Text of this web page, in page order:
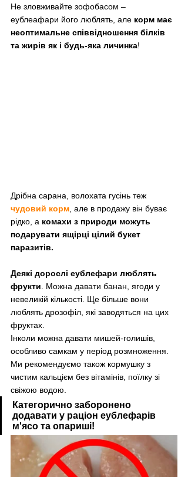
Не зловживайте зофобасом –
еублеафари його люблять, але корм має
неоптимальне співвідношення білків
та жирів як і будь-яка личинка!
Дрібна сарана, волохата гусінь теж
чудовий корм , але в продажу він буває
рідко, а комахи з природи можуть
подарувати ящірці цілий букет
паразитів.
Деякі дорослі еублефари люблять
фрукти . Можна давати банан, ягоди у
невеликій кількості. Ще більше вони
люблять дрозофіл, які заводяться на цих
фруктах.
Інколи можна давати мишей-голишів,
особливо самкам у період розмноження.
Ми рекомендуємо також кормушку з
чистим кальцієм без вітамінів, поїлку зі
свіжою водою.
Категорично заборонено
додавати у раціон еублефарів
м'ясо та опариші!